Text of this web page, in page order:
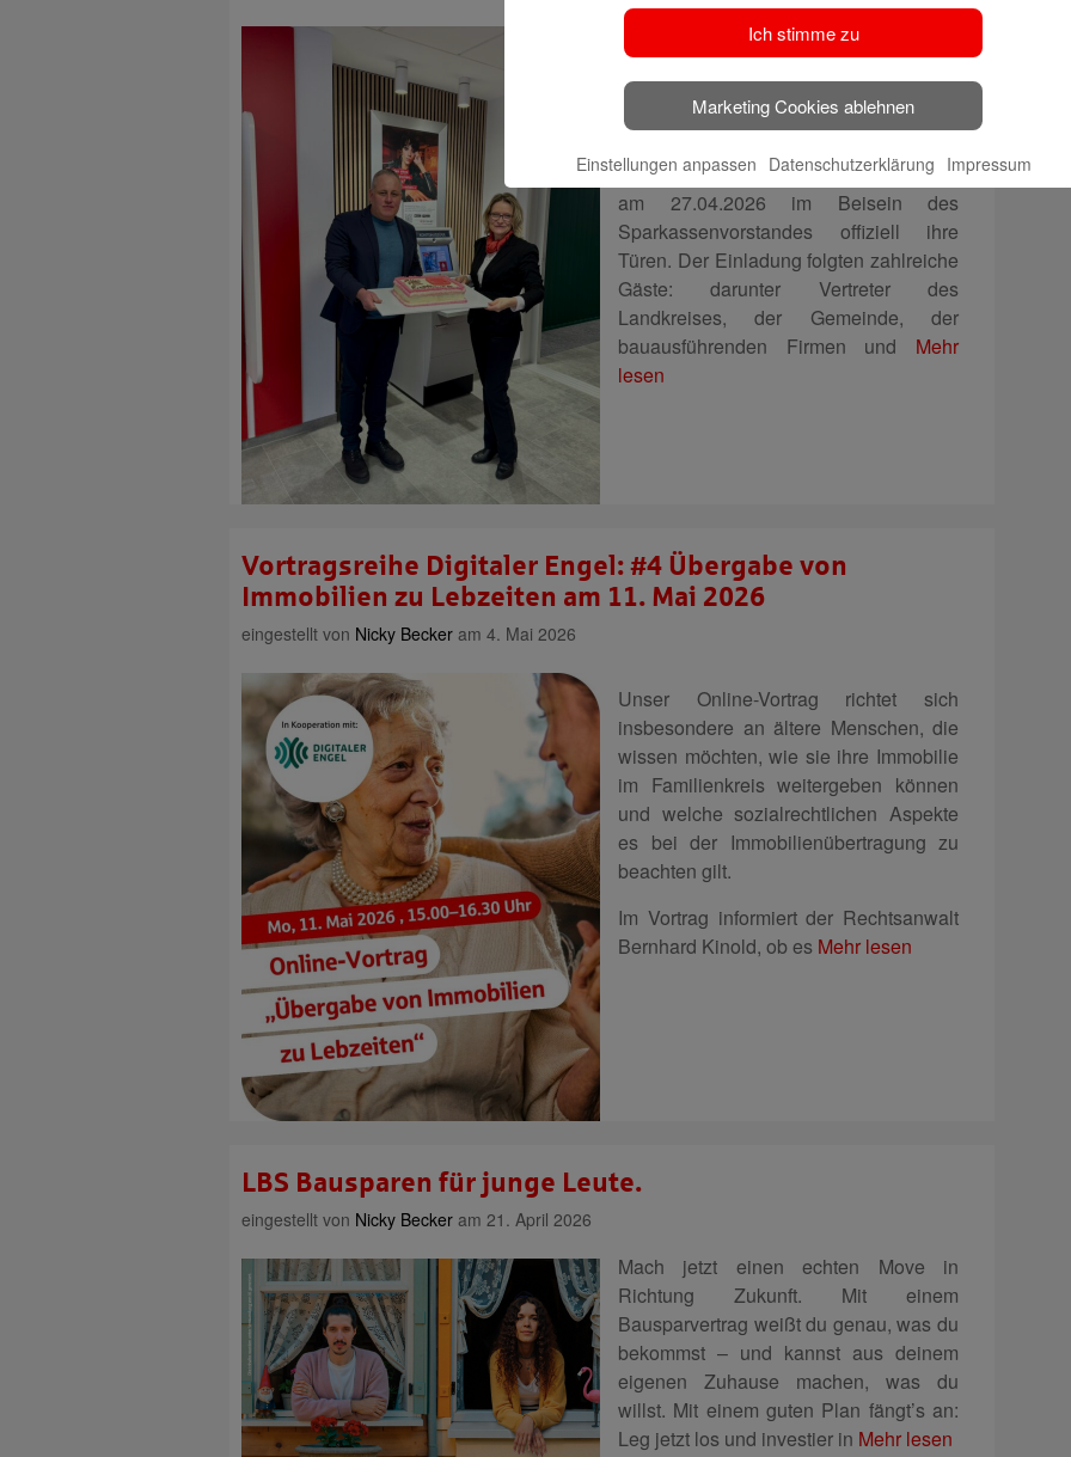
Wir sagen „Herzlich Willkommen“ zu
unserem neuen Standort in
Neuhausen.
Eine neue Sparkassenfiliale eröffnete
am 27.04.2026 im Beisein des
Sparkassenvorstandes offiziell ihre
Türen. Der Einladung folgten zahlreiche
Gäste: darunter Vertreter des
Landkreises, der Gemeinde, der
bauausführenden Firmen und Mehr
lesen
Vortragsreihe Digitaler Engel: #4 Übergabe von
Immobilien zu Lebzeiten am 11. Mai 2026
eingestellt von Nicky Becker am 4. Mai 2026
Unser Online-Vortrag richtet sich
insbesondere an ältere Menschen, die
wissen möchten, wie sie ihre Immobilie
im Familienkreis weitergeben können
und welche sozialrechtlichen Aspekte
es bei der Immobilienübertragung zu
beachten gilt.
Im Vortrag informiert der Rechtsanwalt
Bernhard Kinold, ob es Mehr lesen
LBS Bausparen für junge Leute.
eingestellt von Nicky Becker am 21. April 2026
Mach jetzt einen echten Move in
Richtung Zukunft. Mit einem
Bausparvertrag weißt du genau, was du
bekommst – und kannst aus deinem
eigenen Zuhause machen, was du
willst. Mit einem guten Plan fängt’s an:
Leg jetzt los und investier in Mehr lesen
Ich stimme zu
Marketing Cookies ablehnen
Einstellungen anpassen Datenschutzerklärung Impressum